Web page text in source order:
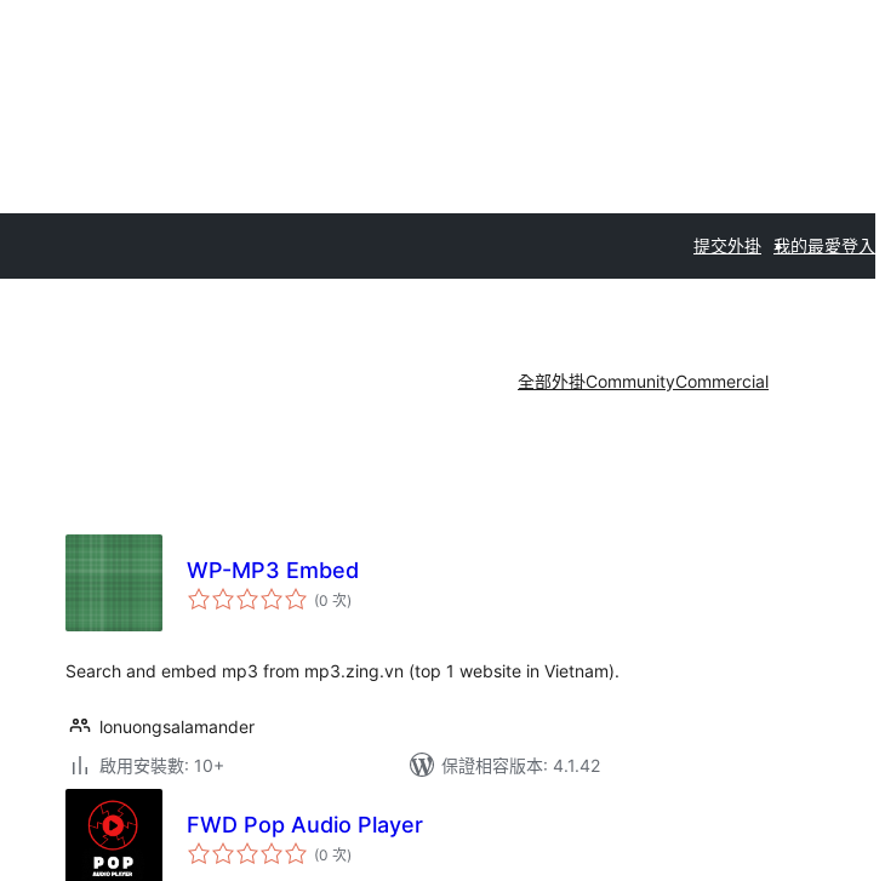
提交外掛 我的最愛登入
全部外掛CommunityCommercial
WP-MP3 Embed
(0 次評
分)
Search and embed mp3 from mp3.zing.vn (top 1 website in Vietnam).
lonuongsalamander
啟用安裝數: 10+
保證相容版本: 4.1.42
FWD Pop Audio Player
(0 次評
分)